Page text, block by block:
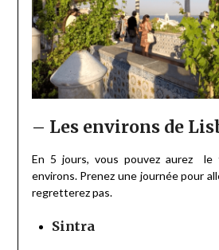
– Les environs de
En 5 jours, vous pouvez aurez le
environs. Prenez une journée pour
regretterez pas.
Sintra